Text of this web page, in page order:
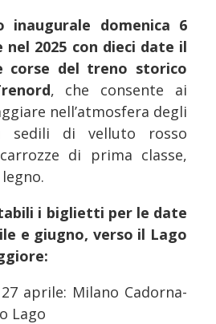
inaugurale domenica 6
nel 2025 con dieci date il
corse del treno storico
, che consente ai
nell’atmosfera degli
sedili di velluto rosso
di prima classe,
i biglietti per le date
e giugno, verso il Lago
Milano Cadorna-
Lago